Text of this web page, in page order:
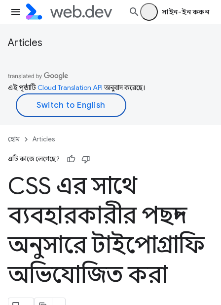
সাইন-ইন করুন
Articles
এই পৃষ্ঠাটিCloud Translation APIঅনুবাদ করেছে।
হোম Articles
এটি কাজে লেগেছে?
CSS এর সাথে
ব্যবহারকারীর পছন্দ
অনুসারে টাইপোগ্রাফি
অভিযোজিত করা